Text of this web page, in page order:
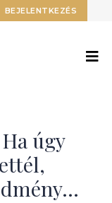
BEJELENTKEZÉS
úgy